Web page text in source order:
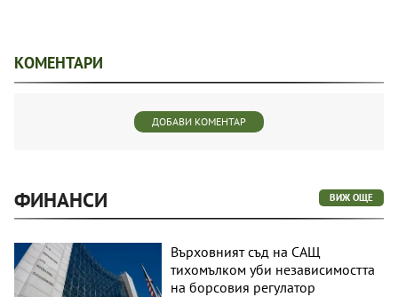
КОМЕНТАРИ
ДОБАВИ КОМЕНТАР
ФИНАНСИ ВИЖ ОЩЕ
Върховният съд на САЩ
тихомълком уби независимостта
на борсовия регулатор